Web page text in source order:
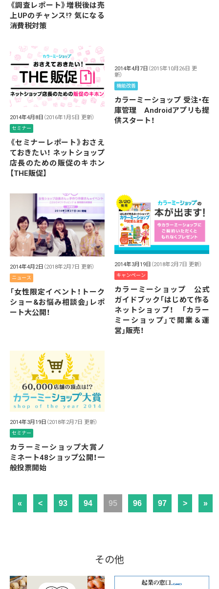
《調査レポート》増税後は売
上UPのチャンス!? 気になる
消費税対策
2014年4月8日 （2016年1月5日 更新）
セミナー
《セミナーレポート》おさえ
ておきたい！ ネットショップ
店長のための販促のキホン
【THE販促】
2014年4月7日 （2015年10月26日 更
新）
機能改善
カラーミーショップ 受注・在
庫管理 Androidアプリも提
供スタート！
2014年4月2日 （2018年2月7日 更新）
ニュース
「女性限定イベント！トーク
ショー&お悩み相談会」レポ
ート大公開！
2014年3月19日 （2018年2月7日 更新）
キャンペーン
カラーミーショップ 公式
ガイドブック「はじめて作る
ネットショップ！ 「カラー
ミーショップ」で開業＆運
営」販売！
2014年3月19日 （2018年2月7日 更新）
セミナー
カラーミーショップ大賞ノ
ミネート48ショップ公開！一
般投票開始
« < 93 94 95 96 97 > »
その他